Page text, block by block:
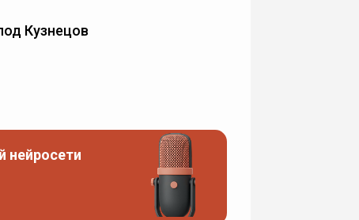
Кузнецов
нейросети